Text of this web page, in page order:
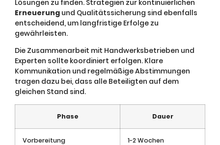
Lösungen zu finden. Strategien zur kontinuierlichen
Erneuerung und Qualitätssicherung sind ebenfalls
entscheidend, um langfristige Erfolge zu
gewährleisten.
Die Zusammenarbeit mit Handwerksbetrieben und
Experten sollte koordiniert erfolgen. Klare
Kommunikation und regelmäßige Abstimmungen
tragen dazu bei, dass alle Beteiligten auf dem
gleichen Stand sind.
Phase Dauer
Vorbereitung 1-2 Wochen